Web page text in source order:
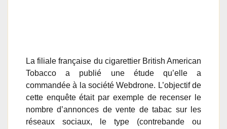
La filiale française du cigarettier British American
Tobacco a publié une étude qu’elle a
commandée à la société Webdrone. L’objectif de
cette enquête était par exemple de recenser le
nombre d’annonces de vente de tabac sur les
réseaux sociaux, le type (contrebande ou